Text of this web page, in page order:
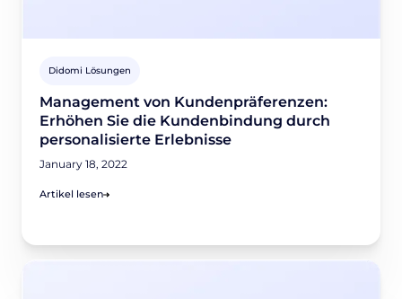
Didomi Lösungen
Management von Kundenpräferenzen:
Erhöhen Sie die Kundenbindung durch
personalisierte Erlebnisse
January 18, 2022
Artikel lesen